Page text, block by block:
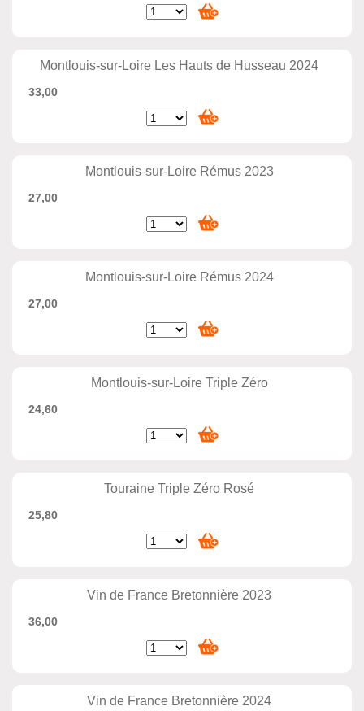
Montlouis-sur-Loire Les Hauts de Husseau 2024
33,00
Montlouis-sur-Loire Rémus 2023
27,00
Montlouis-sur-Loire Rémus 2024
27,00
Montlouis-sur-Loire Triple Zéro
24,60
Touraine Triple Zéro Rosé
25,80
Vin de France Bretonnière 2023
36,00
Vin de France Bretonnière 2024